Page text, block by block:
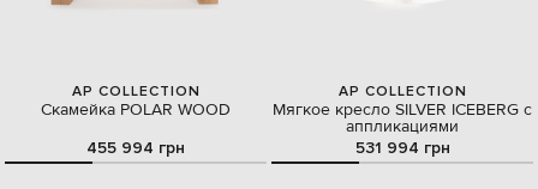
AP COLLECTION
Скамейка POLAR WOOD
455 994 грн
AP COLLECTION
Мягкое кресло SILVER ICEBERG с
аппликациями
531 994 грн